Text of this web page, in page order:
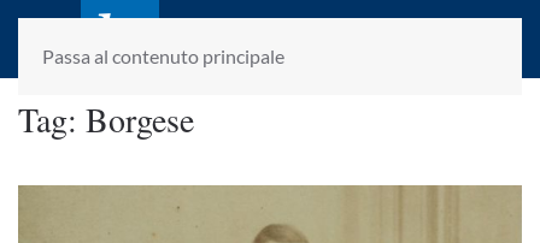
Passa al contenuto principale
laletteraturaenoi.it
fondato da Romano Luperini
Tag: Borgese